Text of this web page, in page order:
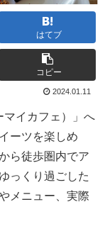
はてブ
コピー
2024.01.11
マイカフェ）」へ
ーツを楽しめ
ら徒歩圏内でア
っくり過ごした
メニュー、実際